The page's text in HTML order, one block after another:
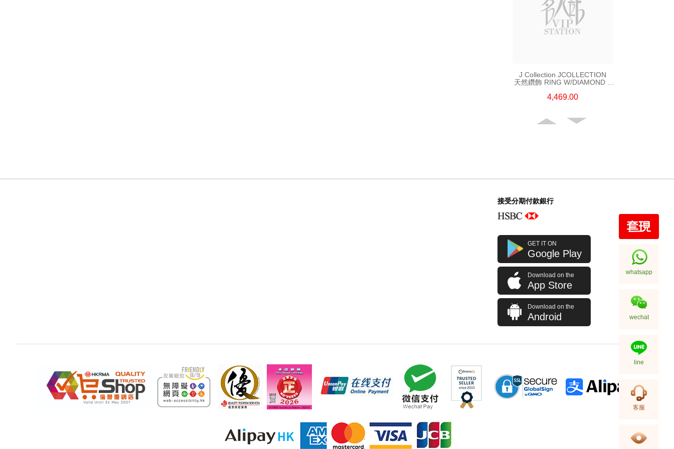
J Collection JCOLLECTION
天然鑽飾 RING W/DIAMOND 5
CT18KR 2.62 GM (EUR 55)
4,469.00
J Collection JCOLLECTION
天然鑽飾 RING W/DIAMOND 70
RDDI 0.63 CT18KW 4.45 GM
(CZ)
7,114.00
接受分期付款銀行
GET IT ON
Google Play
Download on the
App Store
Download on the
Android
whatsapp
wechat
line
客服